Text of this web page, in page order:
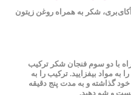
شکر به همراه روغن زیتون
با دو سوم فنجان شکر ترکیب
مواد بیفزایید. ترکیب را به
گذاشته و به مدت پنج دقیقه
شست و شو دهید.